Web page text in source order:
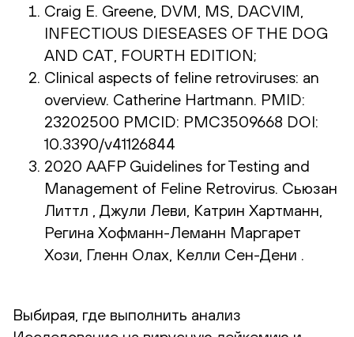
Craig E. Greene, DVM, MS, DACVIM,
INFECTIOUS DIESEASES OF THE DOG
AND CAT, FOURTH EDITION;
Clinical aspects of feline retroviruses: an
overview. Catherine Hartmann. PMID:
23202500 PMCID: PMC3509668 DOI:
10.3390/v41126844
2020 AAFP Guidelines for Testing and
Management of Feline Retrovirus. Сьюзан
Литтл , Джули Леви, Катрин Хартманн,
Регина Хофманн-Леманн Маргарет
Хози, Гленн Олах, Келли Сен-Дени .
Выбирая, где выполнить анализ